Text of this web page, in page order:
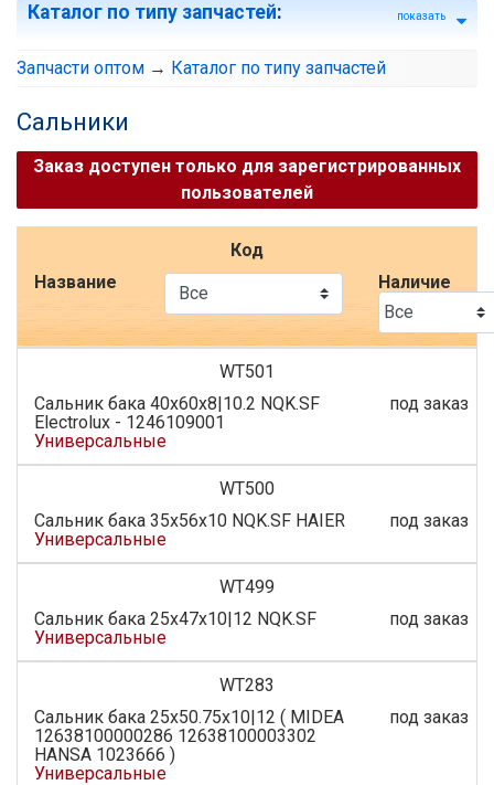
Каталог по типу запчастей: показать
Запчасти оптом → Каталог по типу запчастей
Сальники
Заказ доступен только для зарегистрированных
пользователей
Код
Название
Наличие
WT501
Сальник бака 40x60x8|10.2 NQK.SF
Electroluх - 1246109001
Универсальные
под заказ
WT500
Сальник бака 35x56x10 NQK.SF HAIER
Универсальные
под заказ
WT499
Сальник бака 25х47х10|12 NQK.SF
Универсальные
под заказ
WT283
Сальник бака 25x50.75x10|12 ( MIDEA
12638100000286 12638100003302
HANSA 1023666 )
Универсальные
под заказ